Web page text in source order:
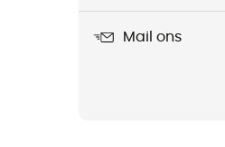
Mail ons